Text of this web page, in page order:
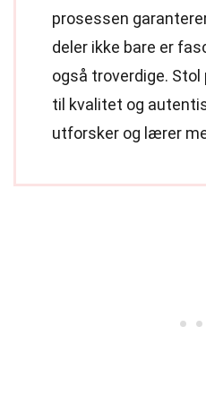
prosessen
deler ikke bare er
også troverdige.
til kvalitet og
utforsker og lærer